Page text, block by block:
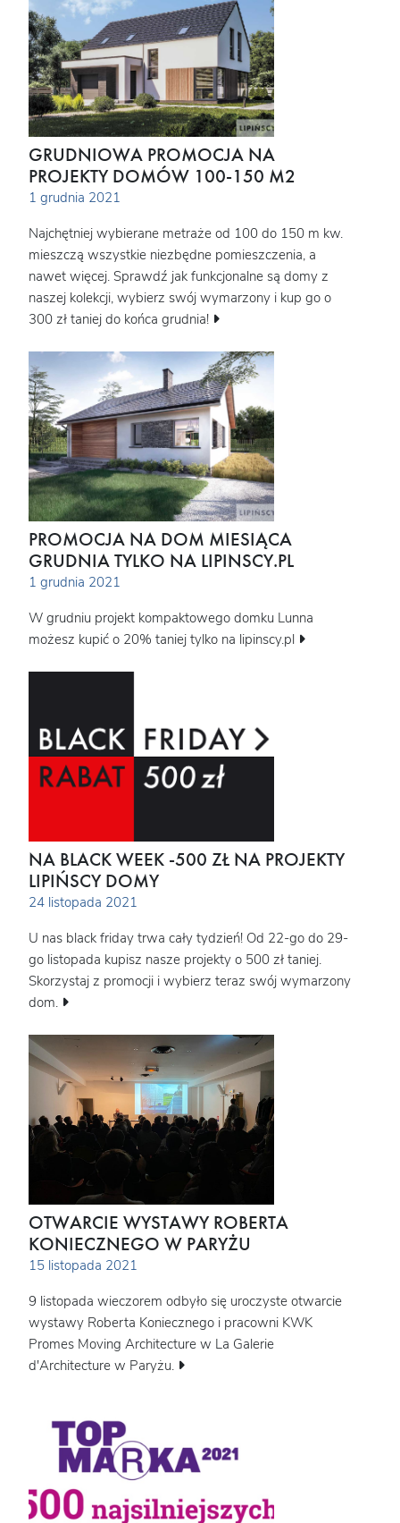
GRUDNIOWA PROMOCJA NA
PROJEKTY DOMÓW 100-150 M2
1 grudnia 2021
Najchętniej wybierane metraże od 100 do 150 m kw.
mieszczą wszystkie niezbędne pomieszczenia, a
nawet więcej. Sprawdź jak funkcjonalne są domy z
naszej kolekcji, wybierz swój wymarzony i kup go o
300 zł taniej do końca grudnia!
PROMOCJA NA DOM MIESIĄCA
GRUDNIA TYLKO NA LIPINSCY.PL
1 grudnia 2021
W grudniu projekt kompaktowego domku Lunna
możesz kupić o 20% taniej tylko na lipinscy.pl
NA BLACK WEEK -500 ZŁ NA PROJEKTY
LIPIŃSCY DOMY
24 listopada 2021
U nas black friday trwa cały tydzień! Od 22-go do 29-
go listopada kupisz nasze projekty o 500 zł taniej.
Skorzystaj z promocji i wybierz teraz swój wymarzony
dom.
OTWARCIE WYSTAWY ROBERTA
KONIECZNEGO W PARYŻU
15 listopada 2021
9 listopada wieczorem odbyło się uroczyste otwarcie
wystawy Roberta Koniecznego i pracowni KWK
Promes Moving Architecture w La Galerie
d'Architecture w Paryżu.